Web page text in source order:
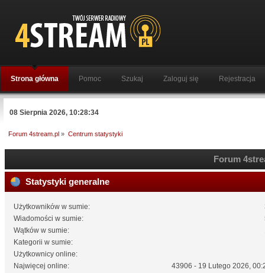
Strona główna Pomoc Szukaj Zaloguj się Rejestracja
08 Sierpnia 2026, 10:28:34
Forum 4stream.pl » Centrum statystyki
Forum
Statystyki generalne
Użytkowników w sumie:
Wiadomości w sumie:
Wątków w sumie:
Kategorii w sumie:
Użytkownicy online:
Najwięcej online:
43906 - 19 Lutego 2026,